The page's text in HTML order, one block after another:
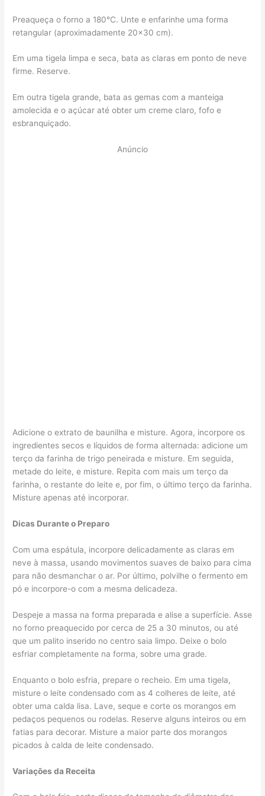
Preaqueça o forno a 180°C. Unte e enfarinhe uma forma
retangular (aproximadamente 20×30 cm).
Em uma tigela limpa e seca, bata as claras em ponto de neve
firme. Reserve.
Em outra tigela grande, bata as gemas com a manteiga
amolecida e o açúcar até obter um creme claro, fofo e
esbranquiçado.
Anúncio
Adicione o extrato de baunilha e misture. Agora, incorpore os
ingredientes secos e líquidos de forma alternada: adicione um
terço da farinha de trigo peneirada e misture. Em seguida,
metade do leite, e misture. Repita com mais um terço da
farinha, o restante do leite e, por fim, o último terço da farinha.
Misture apenas até incorporar.
Dicas Durante o Preparo
Com uma espátula, incorpore delicadamente as claras em
neve à massa, usando movimentos suaves de baixo para cima
para não desmanchar o ar. Por último, polvilhe o fermento em
pó e incorpore-o com a mesma delicadeza.
Despeje a massa na forma preparada e alise a superfície. Asse
no forno preaquecido por cerca de 25 a 30 minutos, ou até
que um palito inserido no centro saia limpo. Deixe o bolo
esfriar completamente na forma, sobre uma grade.
Enquanto o bolo esfria, prepare o recheio. Em uma tigela,
misture o leite condensado com as 4 colheres de leite, até
obter uma calda lisa. Lave, seque e corte os morangos em
pedaços pequenos ou rodelas. Reserve alguns inteiros ou em
fatias para decorar. Misture a maior parte dos morangos
picados à calda de leite condensado.
Variações da Receita